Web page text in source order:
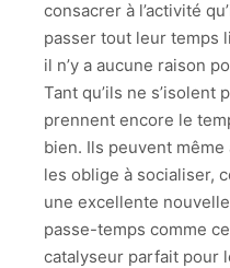
consacrer à l’activité
passer tout leur temps
il n’y a aucune raison
Tant qu’ils ne s’isolent
prennent encore le
bien. Ils peuvent
les oblige à socialiser,
une excellente
passe-temps comme
catalyseur parfait pour